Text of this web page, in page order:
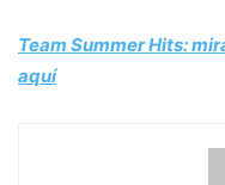
Team Summer Hits:
aquí